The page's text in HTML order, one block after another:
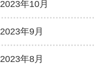
2023年10月
2023年9月
2023年8月